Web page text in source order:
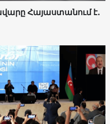
Հայաստանում է․